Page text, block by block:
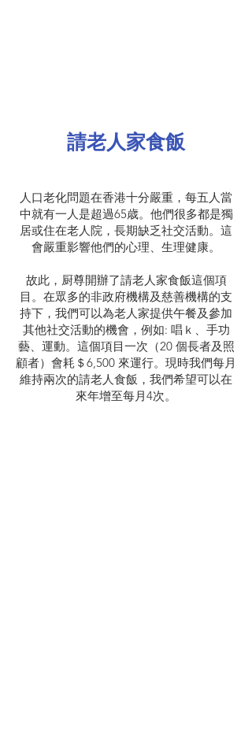
請老人家食飯
人口老化問題在香港十分嚴重，每五人當
中就有一人是超過65歳。他們很多都是獨
居或住在老人院，長期缺乏社交活動。這
會嚴重影響他們的心理、生理健康。
故此，厨尊開辦了請老人家食飯這個項
目。在眾多的非政府機構及慈善機構的支
持下，我們可以為老人家提供午餐及參加
其他社交活動的機會，例如: 唱ｋ、手功
藝、運動。這個項目一次（20 個長者及照
顧者）會耗＄6,500 來運行。現時我們每月
維持兩次的請老人食飯，我們希望可以在
來年增至每月4次。